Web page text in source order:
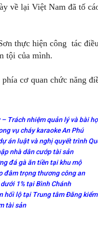
về lại Việt Nam đã tố
thực hiện công tác
tội của mình.
cơ quan chức năng
Trách nhiệm quản lý và bài
vụ cháy karaoke An Phú
án luật và nghị quyết trình
nhà dân cướp tài sản
đá gà ăn tiền tại khu mộ
đâm trọng thương công an
1% tại Bình Chánh
hối lộ tại Trung tâm Đăng
tài sản